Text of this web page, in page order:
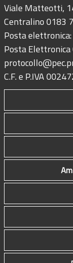
Viale Matteotti,
Centralino 0183
Posta elettronica:
Posta Elettronica
C.F. e P.IVA